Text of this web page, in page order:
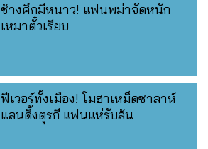
ช้างศึกมีหนาว! แฟนพม่าจัดหนัก
เหมาตั๋วเรียบ
ฟีเวอร์ทั้งเมือง! โมฮาเหม็ดซาลาห์
แลนดิ้งตุรกี แฟนแห่รับล้น